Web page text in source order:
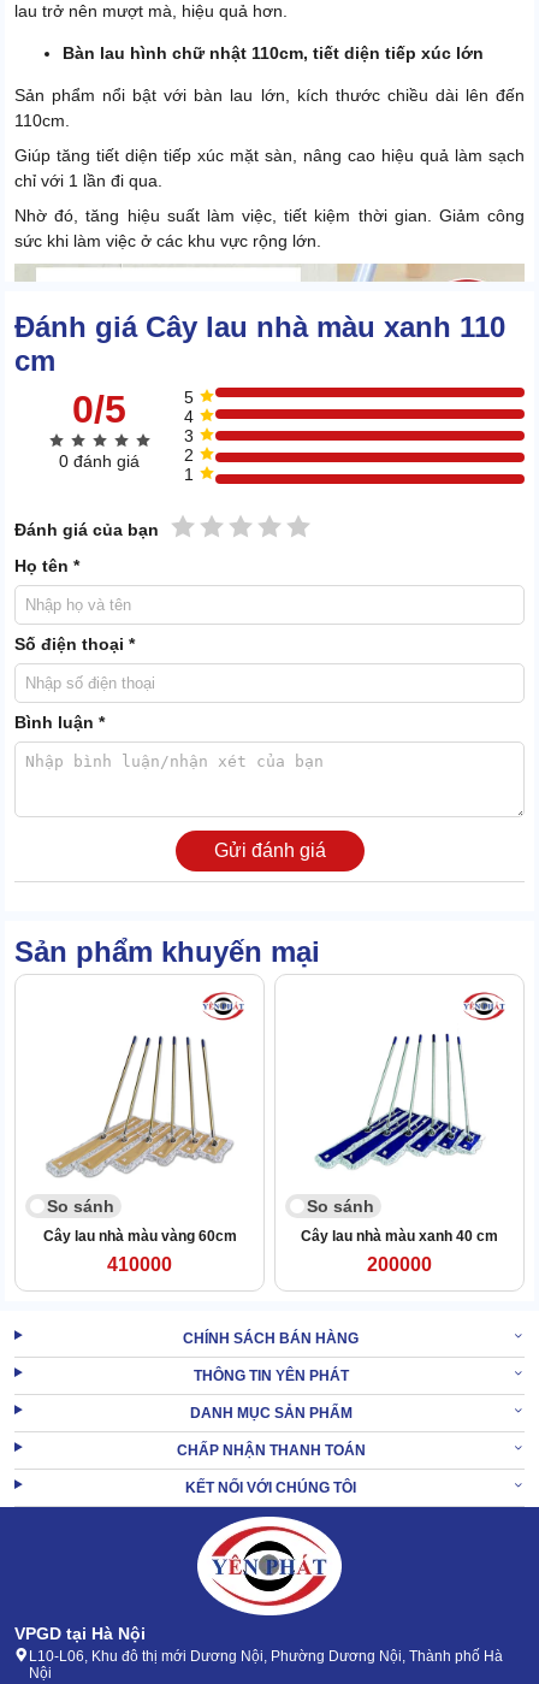
lau trở nên mượt mà, hiệu quả hơn.
Bàn lau hình chữ nhật 110cm, tiết diện tiếp xúc lớn
Sản phẩm nổi bật với bàn lau lớn, kích thước chiều dài lên đến
110cm.
Giúp tăng tiết diện tiếp xúc mặt sàn, nâng cao hiệu quả làm sạch
chỉ với 1 lần đi qua.
Nhờ đó, tăng hiệu suất làm việc, tiết kiệm thời gian. Giảm công
sức khi làm việc ở các khu vực rộng lớn.
góc cạnh nhanh chóng.
Đầu cán lau bọc nhựa chống trượt
Đảm bảo thao tác cầm nắm luôn chắc chắn, giúp người dùng kiểm
dễ dàng hơn.
Đặc biệt, khi cần dùng lực mạnh để làm sạch vết bẩn cứng đầu.
Bộ phận khớp được chế tạo từ hợp kim không gỉ, gia công tỉ mỉ,
Đảm bảo liên kết chặt chẽ giữa cán với bàn lau. Ngăn ngừa tình
trạng lỏng lẻo, hoặc gãy vỡ khi làm việc với cường độ cao.
Đánh giá Cây lau nhà màu xanh 110
cm
0/5
0 đánh giá
5
4
3
2
1
Đánh giá của bạn 5 sao
4 sao
3 sao
2 sao
1 sao
Họ tên *
Số điện thoại *
Bình luận *
Gửi đánh giá
Sản phẩm khuyến mại
So sánh
Cây lau nhà màu vàng 60cm
410000
So sánh
Cây lau nhà màu xanh 40 cm
200000
CHÍNH SÁCH BÁN HÀNG
THÔNG TIN YÊN PHÁT
DANH MỤC SẢN PHẨM
CHẤP NHẬN THANH TOÁN
KẾT NỐI VỚI CHÚNG TÔI
VPGD tại Hà Nội
L10-L06, Khu đô thị mới Dương Nội, Phường Dương Nội, Thành phố Hà
Nội